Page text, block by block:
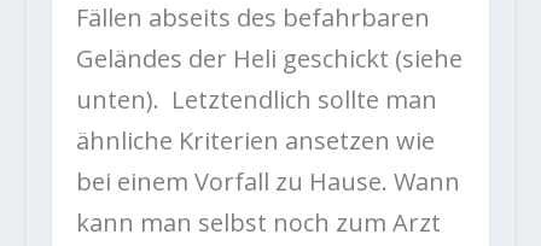
Fällen abseits des befahrbaren
Geländes der Heli geschickt (siehe
unten). Letztendlich sollte man
ähnliche Kriterien ansetzen wie
bei einem Vorfall zu Hause. Wann
kann man selbst noch zum Arzt